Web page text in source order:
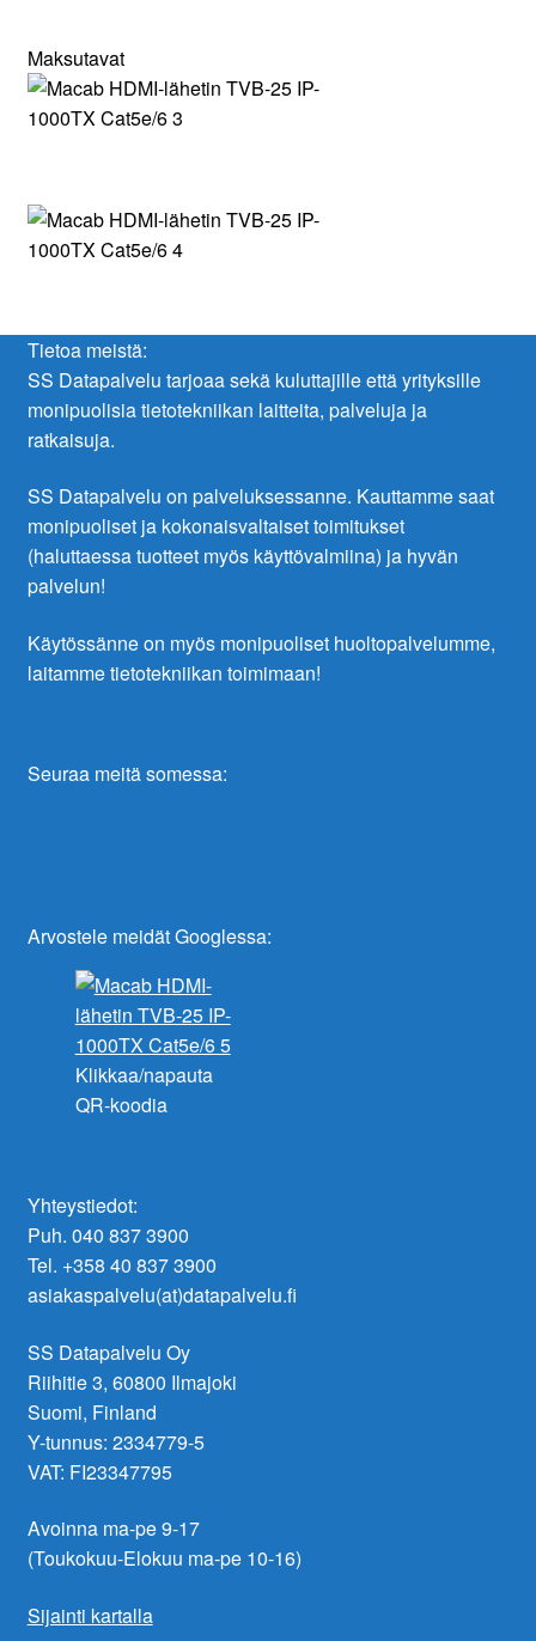
Maksutavat
Tietoa meistä:
SS Datapalvelu tarjoaa sekä kuluttajille että yrityksille
monipuolisia tietotekniikan laitteita, palveluja ja
ratkaisuja.
SS Datapalvelu on palveluksessanne. Kauttamme saat
monipuoliset ja kokonaisvaltaiset toimitukset
(haluttaessa tuotteet myös käyttövalmiina) ja hyvän
palvelun!
Käytössänne on myös monipuoliset huoltopalvelumme,
laitamme tietotekniikan toimimaan!
Seuraa meitä somessa:
Arvostele meidät Googlessa:
Klikkaa/napauta
QR-koodia
Yhteystiedot:
Puh. 040 837 3900
Tel. +358 40 837 3900
asiakaspalvelu(at)datapalvelu.fi
SS Datapalvelu Oy
Riihitie 3, 60800 Ilmajoki
Suomi, Finland
Y-tunnus: 2334779-5
VAT: FI23347795
Avoinna ma-pe 9-17
(Toukokuu-Elokuu ma-pe 10-16)
Sijainti kartalla